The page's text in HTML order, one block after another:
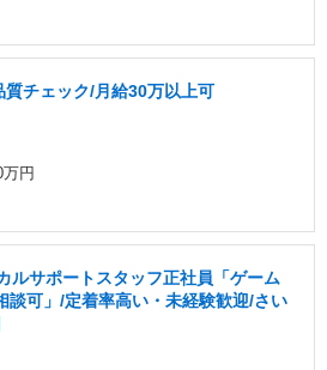
チェック/月給30万以上可
円
ルサポートスタッフ正社員「ゲーム
談可」/定着率高い・未経験歓迎/さい